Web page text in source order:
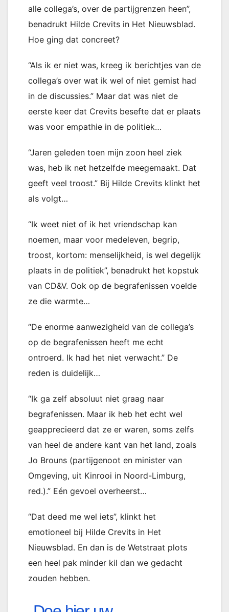
alle collega’s, over de partijgrenzen heen”,
benadrukt Hilde Crevits in Het Nieuwsblad.
Hoe ging dat concreet?
“Als ik er niet was, kreeg ik berichtjes van de
collega’s over wat ik wel of niet gemist had
in de discussies.” Maar dat was niet de
eerste keer dat Crevits besefte dat er plaats
was voor empathie in de politiek…
“Jaren geleden toen mijn zoon heel ziek
was, heb ik net hetzelfde meegemaakt. Dat
geeft veel troost.” Bij Hilde Crevits klinkt het
als volgt…
“Ik weet niet of ik het vriendschap kan
noemen, maar voor medeleven, begrip,
troost, kortom: menselijkheid, is wel degelijk
plaats in de politiek”, benadrukt het kopstuk
van CD&V. Ook op de begrafenissen voelde
ze die warmte…
“De enorme aanwezigheid van de collega’s
op de begrafenissen heeft me echt
ontroerd. Ik had het niet verwacht.” De
reden is duidelijk…
“Ik ga zelf absoluut niet graag naar
begrafenissen. Maar ik heb het echt wel
geapprecieerd dat ze er waren, soms zelfs
van heel de andere kant van het land, zoals
Jo Brouns (partijgenoot en minister van
Omgeving, uit Kinrooi in Noord-Limburg,
red.).” Eén gevoel overheerst…
“Dat deed me wel iets”, klinkt het
emotioneel bij Hilde Crevits in Het
Nieuwsblad. En dan is de Wetstraat plots
een heel pak minder kil dan we gedacht
zouden hebben.